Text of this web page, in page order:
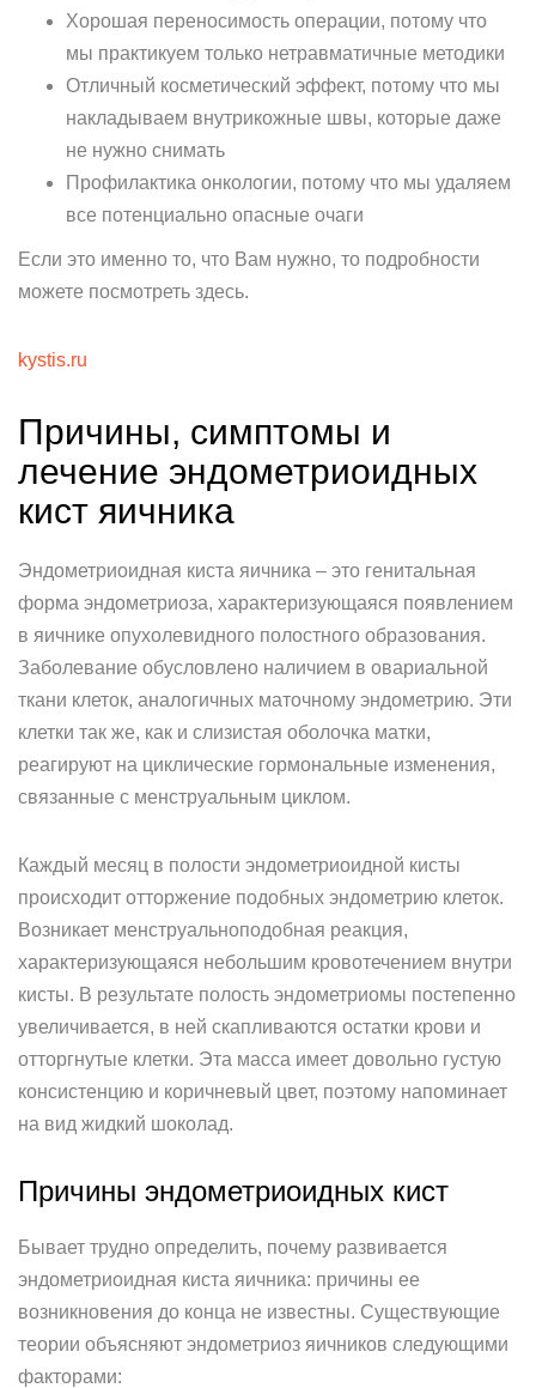
Хорошая переносимость операции, потому что
мы практикуем только нетравматичные методики
Отличный косметический эффект, потому что мы
накладываем внутрикожные швы, которые даже
не нужно снимать
Профилактика онкологии, потому что мы удаляем
все потенциально опасные очаги
Если это именно то, что Вам нужно, то подробности
можете посмотреть здесь.
kystis.ru
Причины, симптомы и
лечение эндометриоидных
кист яичника
Эндометриоидная киста яичника – это генитальная
форма эндометриоза, характеризующаяся появлением
в яичнике опухолевидного полостного образования.
Заболевание обусловлено наличием в овариальной
ткани клеток, аналогичных маточному эндометрию. Эти
клетки так же, как и слизистая оболочка матки,
реагируют на циклические гормональные изменения,
связанные с менструальным циклом.
Каждый месяц в полости эндометриоидной кисты
происходит отторжение подобных эндометрию клеток.
Возникает менструальноподобная реакция,
характеризующаяся небольшим кровотечением внутри
кисты. В результате полость эндометриомы постепенно
увеличивается, в ней скапливаются остатки крови и
отторгнутые клетки. Эта масса имеет довольно густую
консистенцию и коричневый цвет, поэтому напоминает
на вид жидкий шоколад.
Причины эндометриоидных кист
Бывает трудно определить, почему развивается
эндометриоидная киста яичника: причины ее
возникновения до конца не известны. Существующие
теории объясняют эндометриоз яичников следующими
факторами: